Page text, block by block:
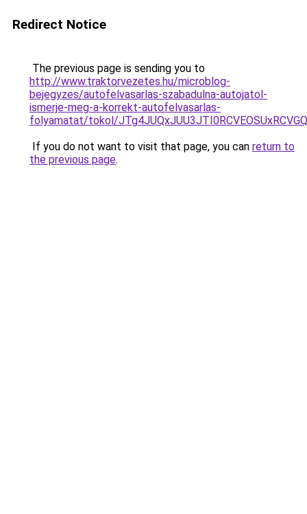
Redirect Notice
The previous page is sending you to
http://www.traktorvezetes.hu/microblog-
bejegyzes/autofelvasarlas-szabadulna-autojatol-
ismerje-meg-a-korrekt-autofelvasarlas-
folyamatat/tokol/
If you do not want to visit that page, you can return to
the previous page.